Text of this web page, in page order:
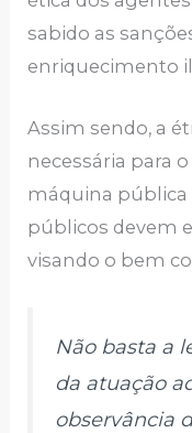
sabido as
enriquecimento
Assim sendo, a
necessária para
máquina pública
públicos devem
visando o bem
Não basta a
da atuação
observância